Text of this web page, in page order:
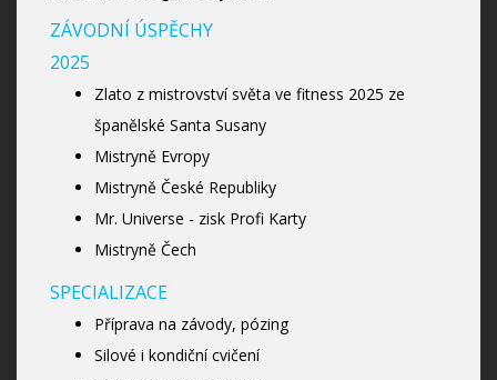
ZÁVODNÍ ÚSPĚCHY
2025
Zlato z mistrovství světa ve fitness 2025 ze
španělské Santa Susany
Mistryně Evropy
Mistryně České Republiky
Mr. Universe - zisk Profi Karty
Mistryně Čech
SPECIALIZACE
Příprava na závody, pózing
Silové i kondiční cvičení